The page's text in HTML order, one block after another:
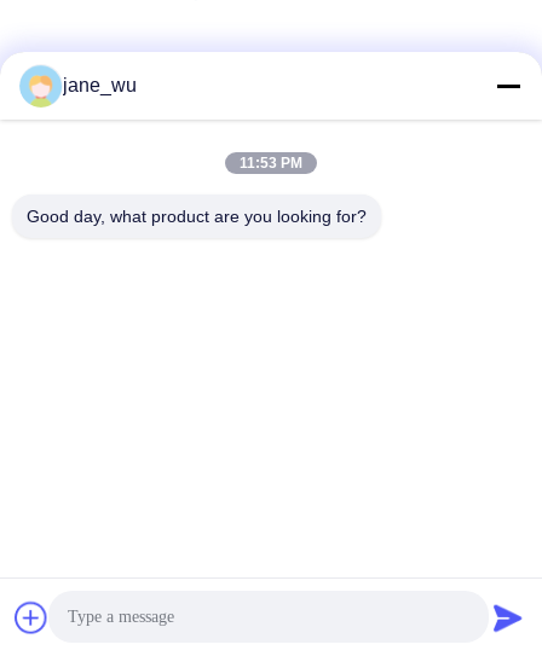
2018-2026 ANHUI CRYSTRO CRYSTAL MATERIALS Co., Ltd. -
Alle. Alle Rechte vorbehalten.
jane_wu
11:53 PM
Good day, what product are you looking for?